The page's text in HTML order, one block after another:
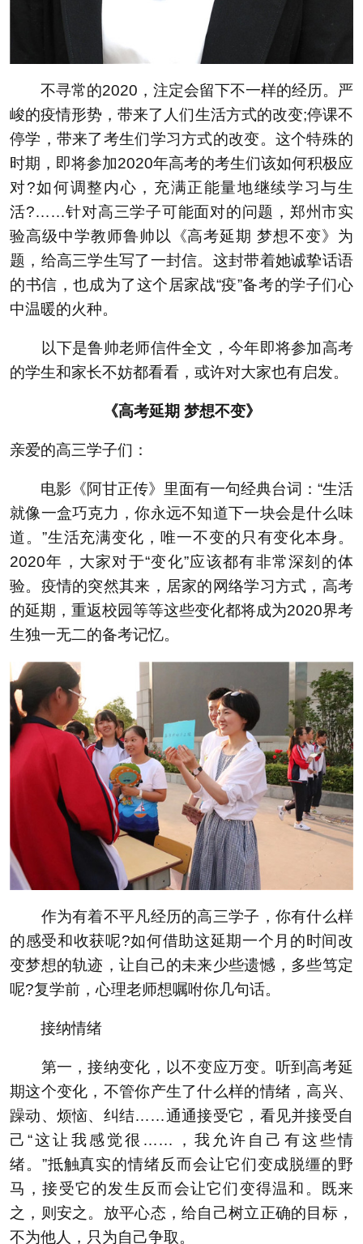
不寻常的2020，注定会留下不一样的经历。严
峻的疫情形势，带来了人们生活方式的改变;停课不
停学，带来了考生们学习方式的改变。这个特殊的
时期，即将参加2020年高考的考生们该如何积极应
对?如何调整内心，充满正能量地继续学习与生
活?……针对高三学子可能面对的问题，郑州市实
验高级中学教师鲁帅以《高考延期 梦想不变》为
题，给高三学生写了一封信。这封带着她诚挚话语
的书信，也成为了这个居家战“疫”备考的学子们心
中温暖的火种。
以下是鲁帅老师信件全文，今年即将参加高考
的学生和家长不妨都看看，或许对大家也有启发。
《高考延期 梦想不变》
亲爱的高三学子们：
电影《阿甘正传》里面有一句经典台词：“生活
就像一盒巧克力，你永远不知道下一块会是什么味
道。”生活充满变化，唯一不变的只有变化本身。
2020年，大家对于“变化”应该都有非常深刻的体
验。疫情的突然其来，居家的网络学习方式，高考
的延期，重返校园等等这些变化都将成为2020界考
生独一无二的备考记忆。
作为有着不平凡经历的高三学子，你有什么样
的感受和收获呢?如何借助这延期一个月的时间改
变梦想的轨迹，让自己的未来少些遗憾，多些笃定
呢?复学前，心理老师想嘱咐你几句话。
接纳情绪
第一，接纳变化，以不变应万变。听到高考延
期这个变化，不管你产生了什么样的情绪，高兴、
躁动、烦恼、纠结……通通接受它，看见并接受自
己“这让我感觉很……，我允许自己有这些情
绪。”抵触真实的情绪反而会让它们变成脱缰的野
马，接受它的发生反而会让它们变得温和。既来
之，则安之。放平心态，给自己树立正确的目标，
不为他人，只为自己争取。